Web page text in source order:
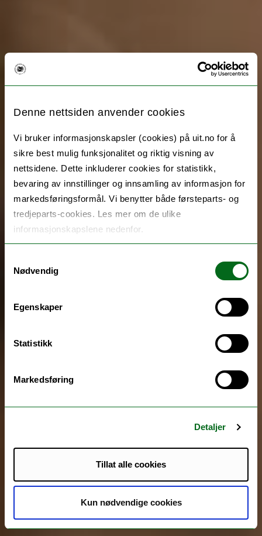
Denne nettsiden anvender cookies
Vi bruker informasjonskapsler (cookies) på uit.no for å
sikre best mulig funksjonalitet og riktig visning av
nettsidene. Dette inkluderer cookies for statistikk,
bevaring av innstillinger og innsamling av informasjon for
markedsføringsformål. Vi benytter både førsteparts- og
tredjeparts-cookies. Les mer om de ulike
informasjonskapslene nedenfor.
Nødvendig
Egenskaper
Statistikk
Markedsføring
Detaljer
Tillat alle cookies
Kun nødvendige cookies